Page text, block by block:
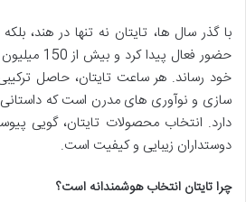
حضور فعال
خود رساند. هر ساعت تایتان، حاصل
سازی و نوآوری های مدرن است که داستانی
دارد. انتخاب محصولات تایتان، گویی
دوستداران زیبایی و کیفیت است.
چرا تایتان انتخاب هوشمندانه است؟